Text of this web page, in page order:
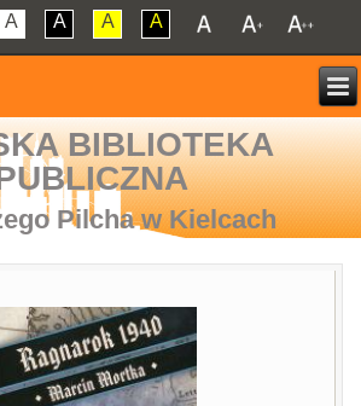
A A A A
BIBLIOTEKA
Pilcha w Kielcach